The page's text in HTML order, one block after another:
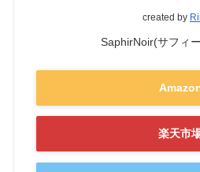
created by
SaphirNoir(サフィ
楽天市